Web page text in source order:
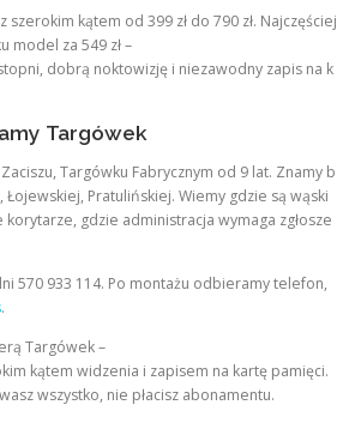
kątem od 399 zł do 790 zł. Najczęściej
model za 549 zł –
dobrą noktowizję i niezawodny zapis na k
Targówek
Targówku Fabrycznym od 9 lat. Znamy b
Pratulińskiej. Wiemy gdzie są wąski
korytarze, gdzie administracja wymaga zgłosze
570 933 114. Po montażu odbieramy telefon,
.
Targówek –
kątem widzenia i zapisem na kartę pamięci.
wszystko, nie płacisz abonamentu.